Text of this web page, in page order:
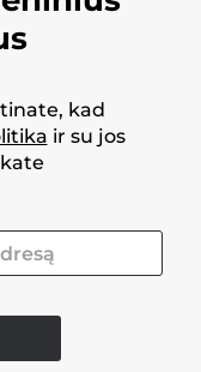
kad
ir su jos